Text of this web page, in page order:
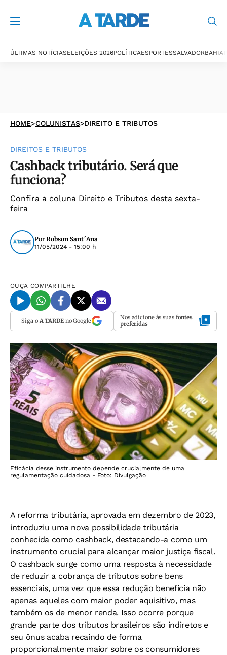
ÚLTIMAS NOTÍCIASELEIÇÕES 2026POLÍTICAESPORTESSALVADORBAHIA
HOME>COLUNISTAS>DIREITO E TRIBUTOS
DIREITOS E TRIBUTOS
Cashback tributário. Será que
funciona?
Confira a coluna Direito e Tributos desta sexta-
feira
Por Robson Sant´Ana
11/05/2024 - 15:00 h
OUÇA COMPARTILHE
Siga o A TARDEno Google Nos adicione às suas fontes
preferidas
Eficácia desse instrumento depende crucialmente de uma
regulamentação cuidadosa - Foto: Divulgação
A reforma tributária, aprovada em dezembro de 2023,
introduziu uma nova possibilidade tributária
conhecida como cashback, destacando-a como um
instrumento crucial para alcançar maior justiça fiscal.
O cashback surge como uma resposta à necessidade
de reduzir a cobrança de tributos sobre bens
essenciais, uma vez que essa redução beneficia não
apenas aqueles com maior poder aquisitivo, mas
também os de menor renda. Isso ocorre porque
grande parte dos tributos brasileiros são indiretos e
seu ônus acaba recaindo de forma
proporcionalmente maior sobre os consumidores